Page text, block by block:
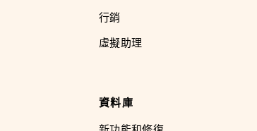
行銷
虛擬助理
資料庫